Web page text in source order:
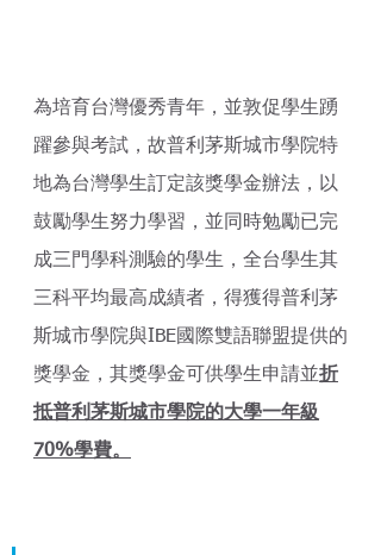
為培育台灣優秀青年，並敦促學生踴
躍參與考試，故普利茅斯城市學院特
地為台灣學生訂定該獎學金辦法，以
鼓勵學生努力學習，並同時勉勵已完
成三門學科測驗的學生，全台學生其
三科平均最高成績者，得獲得普利茅
斯城市學院與IBE國際雙語聯盟提供的
獎學金，其獎學金可供學生申請並折
抵普利茅斯城市學院的大學一年級
70%學費。